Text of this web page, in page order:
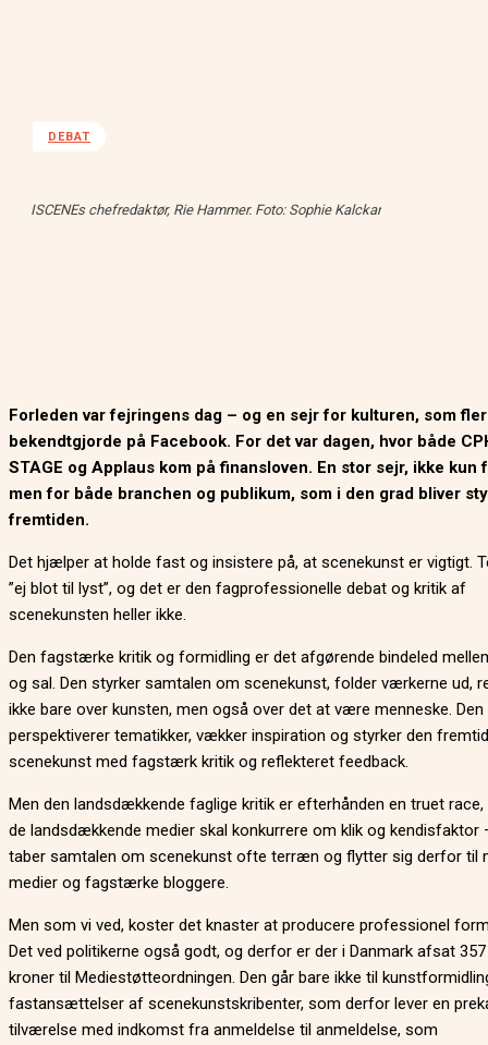
DEBAT
ISCENEs chefredaktør, Rie Hammer. Foto: Sophie Kalckar
Forleden var fejringens dag – og en sejr for kulturen, som
bekendtgjorde på Facebook. For det var dagen, hvor både
STAGE og Applaus kom på finansloven. En stor sejr, ikke kun
men for både branchen og publikum, som i den grad bliver
fremtiden.
Det hjælper at holde fast og insistere på, at scenekunst er vigtigt.
”ej blot til lyst”, og det er den fagprofessionelle debat og kritik af
scenekunsten heller ikke.
Den fagstærke kritik og formidling er det afgørende bindeled
og sal. Den styrker samtalen om scenekunst, folder værkerne ud,
ikke bare over kunsten, men også over det at være menneske. Den
perspektiverer tematikker, vækker inspiration og styrker den
scenekunst med fagstærk kritik og reflekteret feedback.
Men den landsdækkende faglige kritik er efterhånden en truet
de landsdækkende medier skal konkurrere om klik og kendisfaktor
taber samtalen om scenekunst ofte terræn og flytter sig derfor til
medier og fagstærke bloggere.
Men som vi ved, koster det knaster at producere professionel
Det ved politikerne også godt, og derfor er der i Danmark afsat
kroner til Mediestøtteordningen. Den går bare ikke til
fastansættelser af scenekunstskribenter, som derfor lever en
tilværelse med indkomst fra anmeldelse til anmeldelse, som